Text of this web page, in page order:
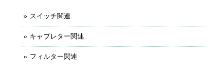
スイッチ関連
キャブレター関連
フィルター関連